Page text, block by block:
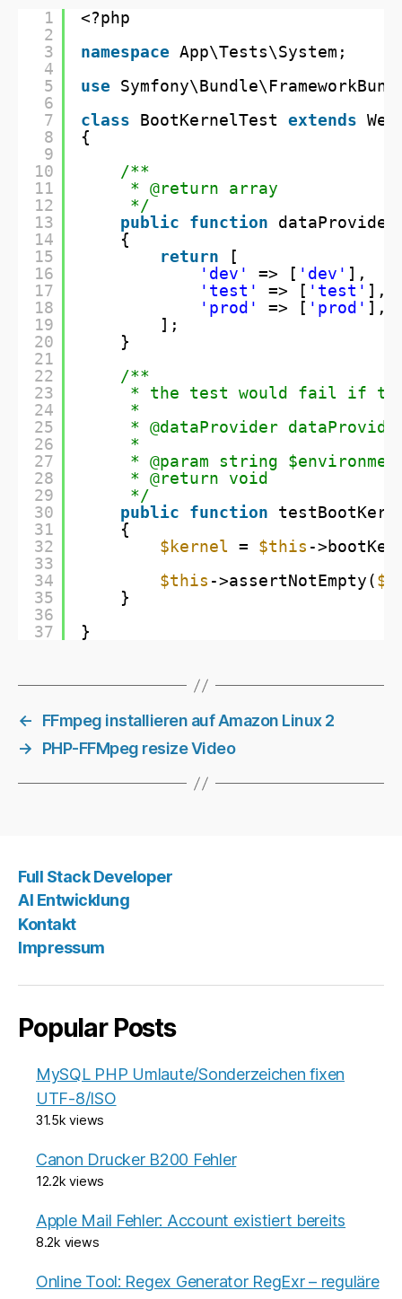
1
2
3
4
5
6
7
8
9
10
11
12
13
14
15
16
17
18
19
20
21
22
23
24
25
26
27
28
29
30
31
32
33
34
35
36
37
<?php
namespace App\Tests\System;
use
class
BootKernelTest extends
{
/**
* @return array
*/
public
function
{
return
[
'dev'
=> [ 'dev' ],
'test'
=> [ 'test' ],
'prod'
=> [ 'prod' ],
];
}
/**
* the test would fail if the
*
* @dataProvider
*
* @param string
* @return void
*/
public
function
{
$kernel = $this -
$this ->assertNotEmpty(
}
}
←
FFmpeg installieren auf Amazon Linux 2
→
PHP-FFMpeg resize Video
Full Stack Developer
AI Entwicklung
Kontakt
Impressum
Popular Posts
MySQL PHP Umlaute/Sonderzeichen fixen
UTF-8/ISO
31.5k views
Canon Drucker B200 Fehler
12.2k views
Apple Mail Fehler: Account existiert bereits
8.2k views
Online Tool: Regex Generator RegExr – reguläre